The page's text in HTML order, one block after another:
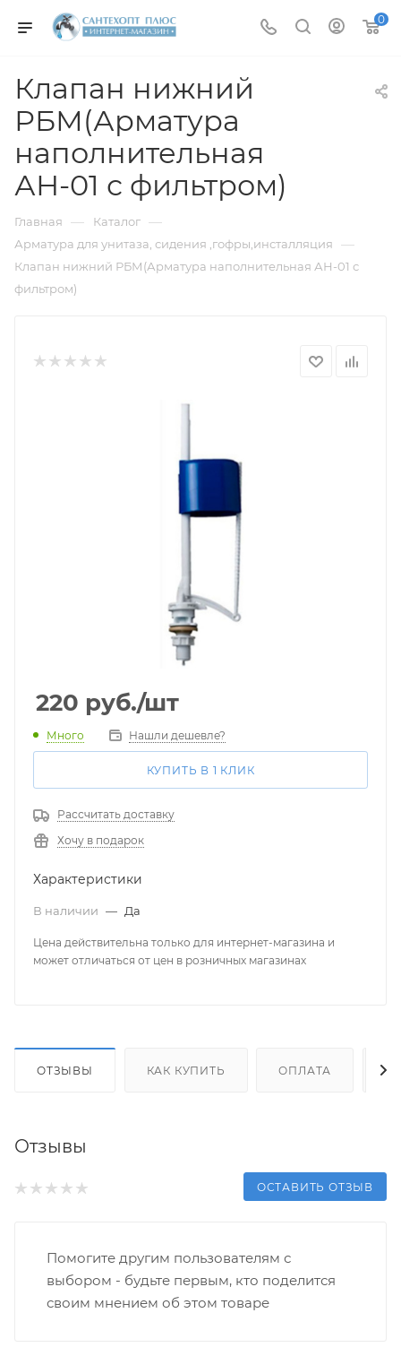
0
Клапан нижний
РБМ(Арматура
наполнительная
АН-01 с фильтром)
Главная — Каталог —
Арматура для унитаза, сидения ,гофры,инсталляция —
Клапан нижний РБМ(Арматура наполнительная АН-01 с
фильтром)
220 руб./шт
Много Нашли дешевле?
КУПИТЬ В 1 КЛИК
Рассчитать доставку
Хочу в подарок
Характеристики
В наличии — Да
Цена действительна только для интернет-магазина и
может отличаться от цен в розничных магазинах
ОТЗЫВЫ КАК КУПИТЬ ОПЛАТА
Отзывы
ОСТАВИТЬ ОТЗЫВ
Помогите другим пользователям с
выбором - будьте первым, кто поделится
своим мнением об этом товаре